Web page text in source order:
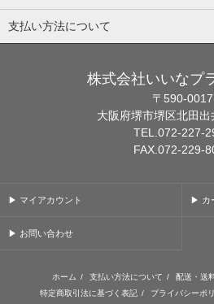
支払い方法について
株式会社いいなプ
〒590-0017
大阪府堺市堺区北田
TEL.072-227-
FAX.072-229-
▶ マイアカウント ▶ カ
▶ お問い合わせ
ホーム / 支払い方法について / 配送・送
特定商取引法に基づく表記 / プライバシーポ